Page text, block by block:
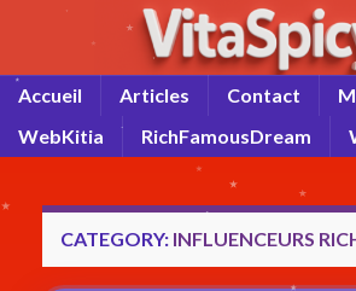
Accueil Articles Contact
WebKitia
RichFamousDream
CATEGORY: INFLUENCEURS